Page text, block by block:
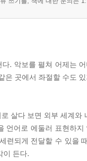
다. 악보를 펼쳐 어제는
은 곳에서 좌절할 수도
살다 보면 외부 세계
언어로 에둘러 표현하
련되게 전달할 수 있을
이 든다.